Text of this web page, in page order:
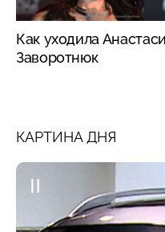
Как уходила
Заворотнюк
КАРТИНА ДНЯ